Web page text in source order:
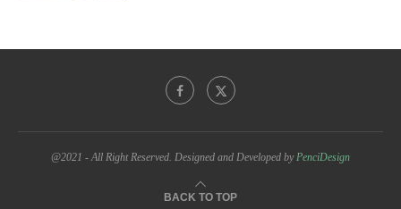
@2021 - All Right Reserved. Designed and Developed by PenciDesign
BACK TO TOP